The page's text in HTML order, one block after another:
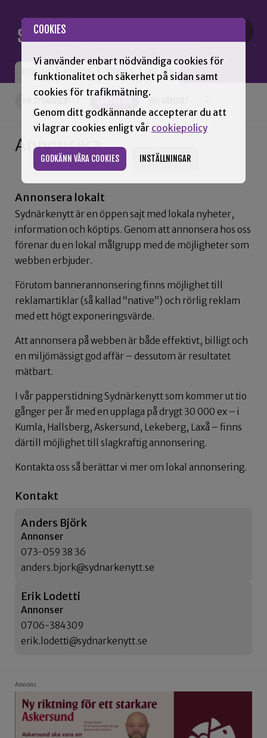
COOKIES
Vi använder enbart nödvändiga cookies för
funktionalitet och säkerhet på sidan samt
cookies för trafikmätning.
Genom ditt godkännande accepterar du att
vi lagrar cookies enligt vår cookiepolicy
GODKÄNN VÅRA COOKIES INSTÄLLNINGAR
NYHETER OPINION TIDNING OM SNN
Annonsera
Annonsera lokalt
Sydnärkenytt är en öppen sajt med lokala nyheter,
information och köptips. Genom att annonsera hos oss
förenar du en lokal målgrupp med de möjligheter som
webben erbjuder.
Förutom bannerannonsering finns möjlighet till
reklamartiklar (så kallad “native”) och rörlig reklam
med ett högt exponeringsvärde.
Att annonsera på webben är både effektivt, billigt och
en miljömässigt god affär – dessutom är resultatet
mätbart.
I vår papperstidning Sydnärkenytt som kommer ut tio
gånger per år med en upplaga på drygt 30 000 ex – i
Kumla, Hallsberg, Askersund, Lekeberg, Laxå – finns
därtill möjlighet till slagkraftig annonsering.
Kontakta oss så berättar vi mer om lokal annonsering.
Kontakt
Anders Björk
Annonser
073-059 38 36
anders.bjork@sydnarkenytt.se
Erik Lodetti
Annonser
0706-384309
erik.lodetti@sydnarkenytt.se
Annons